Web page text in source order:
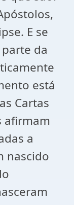
E se
da
está
Cartas
afirmam
a
nascido